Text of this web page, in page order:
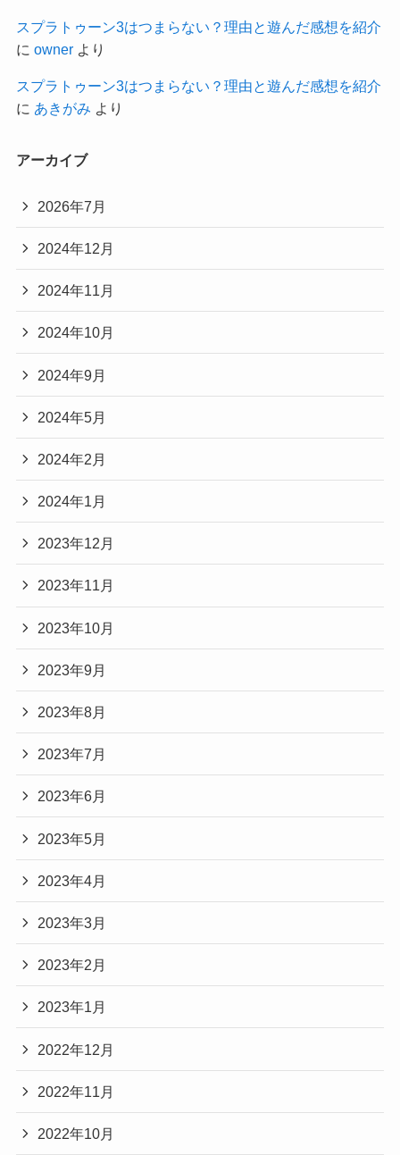
スプラトゥーン3はつまらない？理由と遊んだ感想を紹介
に ownerより
スプラトゥーン3はつまらない？理由と遊んだ感想を紹介
に あきがみ より
アーカイブ
2026年7月
2024年12月
2024年11月
2024年10月
2024年9月
2024年5月
2024年2月
2024年1月
2023年12月
2023年11月
2023年10月
2023年9月
2023年8月
2023年7月
2023年6月
2023年5月
2023年4月
2023年3月
2023年2月
2023年1月
2022年12月
2022年11月
2022年10月